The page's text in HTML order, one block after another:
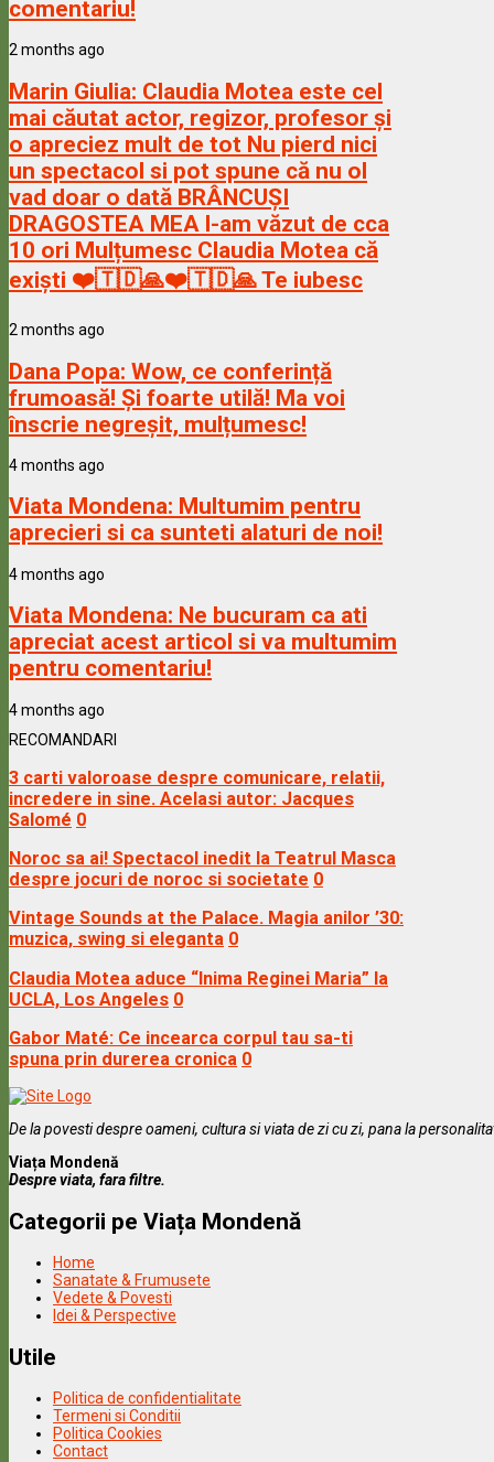
comentariu!
2 months ago
Marin Giulia: Claudia Motea este cel
mai căutat actor, regizor, profesor și
o apreciez mult de tot Nu pierd nici
un spectacol si pot spune că nu ol
vad doar o dată BRÂNCUȘI
DRAGOSTEA MEA l-am văzut de cca
10 ori Mulțumesc Claudia Motea că
exiști ❤️🇹🇩🙏❤️🇹🇩🙏 Te iubesc
2 months ago
Dana Popa: Wow, ce conferință
frumoasă! Și foarte utilă! Ma voi
înscrie negreșit, mulțumesc!
4 months ago
Viata Mondena: Multumim pentru
aprecieri si ca sunteti alaturi de noi!
4 months ago
Viata Mondena: Ne bucuram ca ati
apreciat acest articol si va multumim
pentru comentariu!
4 months ago
RECOMANDARI
3 carti valoroase despre comunicare, relatii,
incredere in sine. Acelasi autor: Jacques
Salomé 0
Noroc sa ai! Spectacol inedit la Teatrul Masca
despre jocuri de noroc si societate 0
Vintage Sounds at the Palace. Magia anilor ’30:
muzica, swing si eleganta 0
Claudia Motea aduce “Inima Reginei Maria” la
UCLA, Los Angeles 0
Gabor Maté: Ce incearca corpul tau sa-ti
spuna prin durerea cronica 0
De la povesti despre oameni, cultura si viata de zi cu zi, pana la
Viața Mondenă
Despre viata, fara filtre.
Categorii pe Viața Mondenă
Home
Sanatate & Frumusete
Vedete & Povesti
Idei & Perspective
Utile
Politica de confidentialitate
Termeni si Conditii
Politica Cookies
Contact